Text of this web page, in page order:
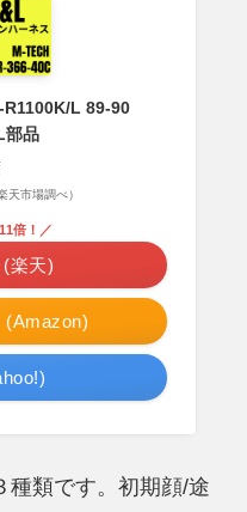
R1100K/L 89-90
品
市場調べ）
(Amazon)
倍！／
楽天)
種類です。初期顔/途